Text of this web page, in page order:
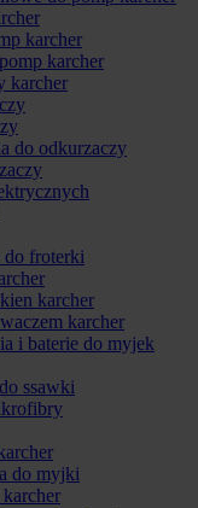
karcher
karcher
karcher
do odkurzaczy
froterki
karcher
karcher
i baterie do myjek
ssawki
do myjki